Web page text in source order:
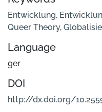
Entwicklung,
Queer Theory,
Language
ger
DOI
http://dx.doi.org/